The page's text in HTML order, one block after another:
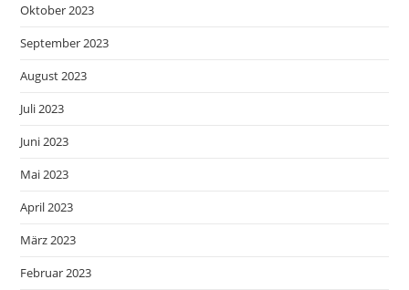
Oktober 2023
September 2023
August 2023
Juli 2023
Juni 2023
Mai 2023
April 2023
März 2023
Februar 2023